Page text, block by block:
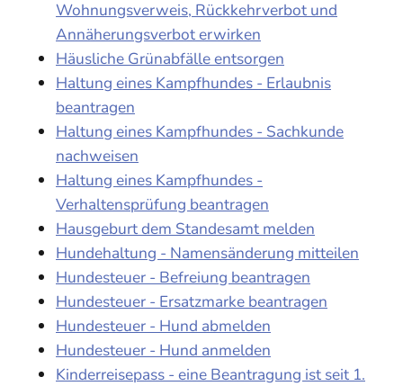
Wohnungsverweis, Rückkehrverbot und
Annäherungsverbot erwirken
Häusliche Grünabfälle entsorgen
Haltung eines Kampfhundes - Erlaubnis
beantragen
Haltung eines Kampfhundes - Sachkunde
nachweisen
Haltung eines Kampfhundes -
Verhaltensprüfung beantragen
Hausgeburt dem Standesamt melden
Hundehaltung - Namensänderung mitteilen
Hundesteuer - Befreiung beantragen
Hundesteuer - Ersatzmarke beantragen
Hundesteuer - Hund abmelden
Hundesteuer - Hund anmelden
Kinderreisepass - eine Beantragung ist seit 1.